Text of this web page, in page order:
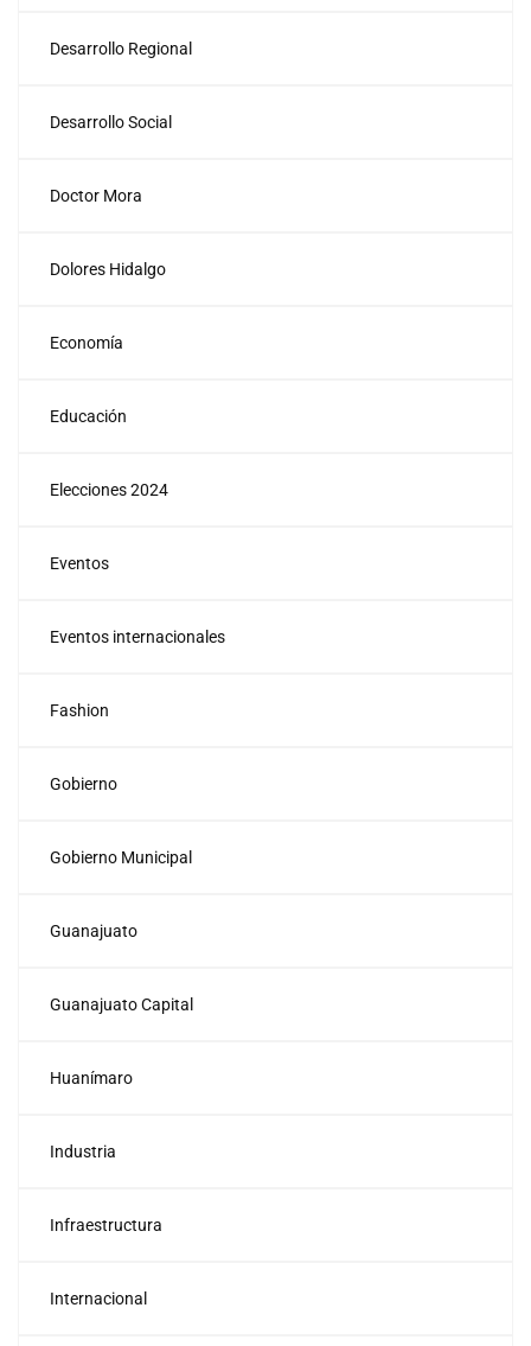
Desarrollo Regional
Desarrollo Social
Doctor Mora
Dolores Hidalgo
Economía
Educación
Elecciones 2024
Eventos
Eventos internacionales
Fashion
Gobierno
Gobierno Municipal
Guanajuato
Guanajuato Capital
Huanímaro
Industria
Infraestructura
Internacional